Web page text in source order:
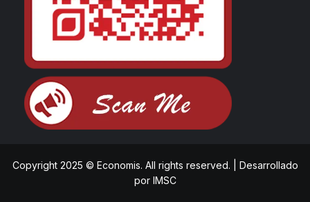
Copyright 2025 © Economis. All rights reserved.
Desarrollado
porIMSC